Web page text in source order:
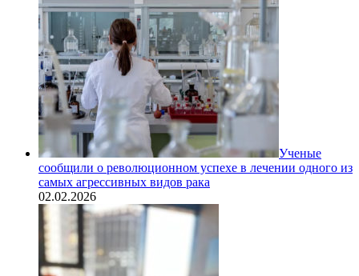
Ученые
сообщили о революционном успехе в лечении одного из
самых агрессивных видов рака
02.02.2026